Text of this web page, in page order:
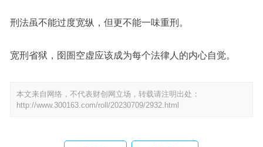
刑法虽不能过度宽纵，但更不能一味重刑。
宽刑省狱，囹圄空虚应该成为每个法律人的内心自觉。
本文来自网络，不代表财创网立场，转载请注明出处：
http://www.300163.com/roll/20230709/2932.html